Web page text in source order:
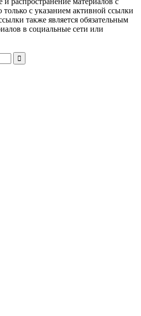
только с указанием активной ссылки
также является обязательным
в социальные сети или